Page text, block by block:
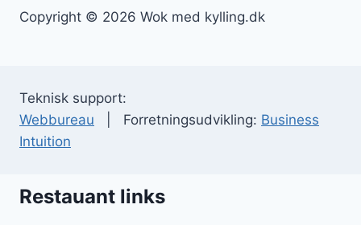
Copyright © 2026 Wok med kylling.dk
Teknisk support:
Webbureau | Forretningsudvikling: Business
Intuition
Restauant links